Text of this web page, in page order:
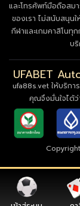
และโทรศัพท์มือถือสม
ของเรา ไม่สนับสนุน
กีฬาและเกมคาสิโนทุ
บ
UFABET
ufa88s.vet ให้บริก
คุณจึงมั่นใจได้